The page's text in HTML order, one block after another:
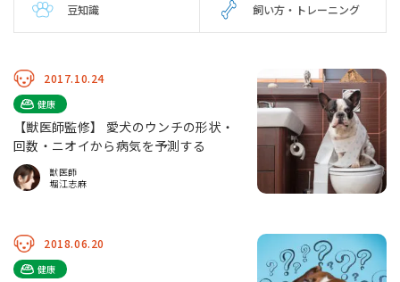
豆知識 飼い方・トレーニング
2017.10.24
健康
【獣医師監修】 愛犬のウンチの形状・
回数・ニオイから病気を予測する
獣医師
堀江志麻
2018.06.20
健康